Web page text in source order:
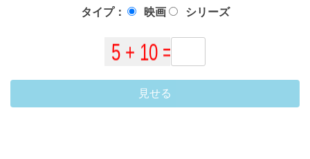
タイプ： 映画 シリーズ
見せる